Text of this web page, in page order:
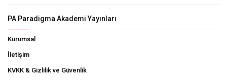
PA Paradigma Akademi Yayınları
Kurumsal
İletişim
KVKK & Gizlilik ve Güvenlik